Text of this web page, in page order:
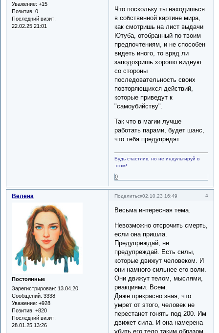
Уважение: +15
Позитив: 0
Последний визит:
22.02.25 21:01
Что поскольку ты находишься
в собственной картине мира,
как смотришь на лист выдачи
Ютуба, отобранный по твоим
предпочтениям, и не способен
видеть иного, то вряд ли
заподозришь хорошо видную
со стороны
последовательность своих
повторяющихся действий,
которые приведут к
"самоубийству".
Так что в магии лучше
работать парами, будет шанс,
что тебя предупредят.
Будь счастлив, но не индульгируй в
этом!
0
Поделиться 4
02.10.23 16:49
Велена
Постоянные
Зарегистрирован: 13.04.20
Сообщений: 3338
Уважение: +928
Позитив: +820
Последний визит:
28.01.25 13:26
Весьма интересная тема.
Невозможно отсрочить смерть,
если она пришла.
Предупреждай, не
предупреждай. Есть силы,
которые движут человеком. И
они намного сильнее его воли.
Они движут телом, мыслями,
реакциями. Всем.
Даже прекрасно зная, что
умрет от этого, человек не
перестанет гонять под 200. Им
движет сила. И она намерена
убить его тело таким образом.